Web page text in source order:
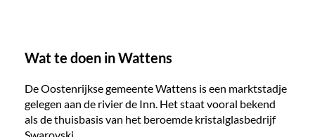
Wat te doen in Wattens
De Oostenrijkse gemeente Wattens is een marktstadje
gelegen aan de rivier de Inn. Het staat vooral bekend
als de thuisbasis van het beroemde kristalglasbedrijf